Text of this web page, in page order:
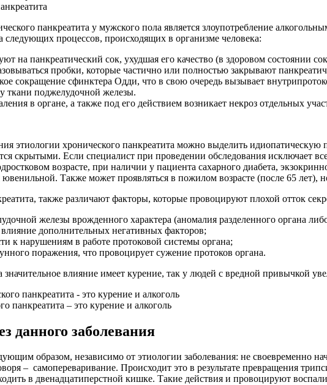
панкреатита у мужского пола является злоупотребление
следующих процессов, происходящих в организме человека:
на панкреатический сок, ухудшая его качество (в здоровом состоянии
пробки, которые частично или полностью закрывают
сокращение сфинктера Одди, что в свою очередь вызывает
ткани поджелудочной железы.
в органе, а также под его действием возникает некроз отдельных
этиологии хронического панкреатита можно выделить
скрытыми. Если специалист при проведении обследования исключает
возрасте, при наличии у пациента сахарного диабета,
Также может проявляться в пожилом возрасте (после 65 лет),
также различают факторы, которые провоцируют плохой отток
железы врожденного характера (аномалия разделенного органа
дополнительных негативных факторов;
к нарушениям в работе протоковой системы органа;
поражения, что провоцирует сужение протоков органа.
влияние имеет курение, так у людей с вредной привычкой
панкреатита – это курение и алкоголь
данного заболевания
образом, независимо от этиологии заболевания: не своевременно
– самопереваривание. Происходит это в результате превращения
в двенадцатиперстной кишке. Такие действия и провоцируют